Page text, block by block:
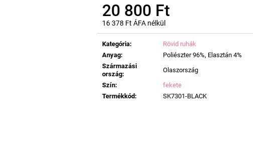
20 800 Ft
16 378 Ft ÁFA nélkül
Egységár:
Kategória:
Rövid ruhák
Anyag:
Poliészter 96%, Elasztán 4%
Származási
ország:
Olaszország
Szín:
fekete
Termékkód: SK7301-BLACK